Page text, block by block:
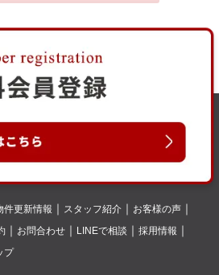
件更新情報 スタッフ紹介
お客様の声
お問合わせ LINEで相談
採用情報
プ